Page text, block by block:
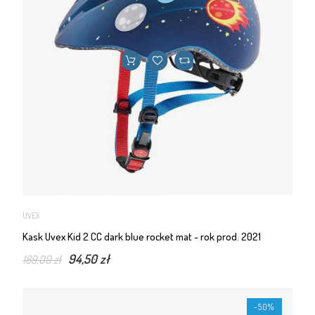
UVEX
Kask Uvex Kid 2 CC dark blue rocket mat - rok prod. 2021
189,00 zł 94,50 zł
-50%